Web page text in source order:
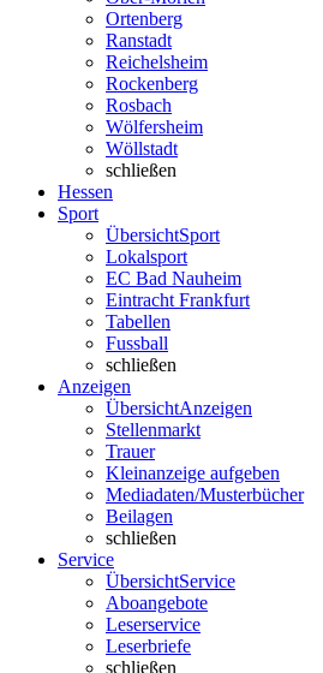
Ortenberg
Ranstadt
Reichelsheim
Rockenberg
Rosbach
Wölfersheim
Wöllstadt
schließen
Hessen
Sport
ÜbersichtSport
Lokalsport
EC Bad Nauheim
Eintracht Frankfurt
Tabellen
Fussball
schließen
Anzeigen
ÜbersichtAnzeigen
Stellenmarkt
Trauer
Kleinanzeige aufgeben
Mediadaten/Musterbücher
Beilagen
schließen
Service
ÜbersichtService
Aboangebote
Leserservice
Leserbriefe
schließen